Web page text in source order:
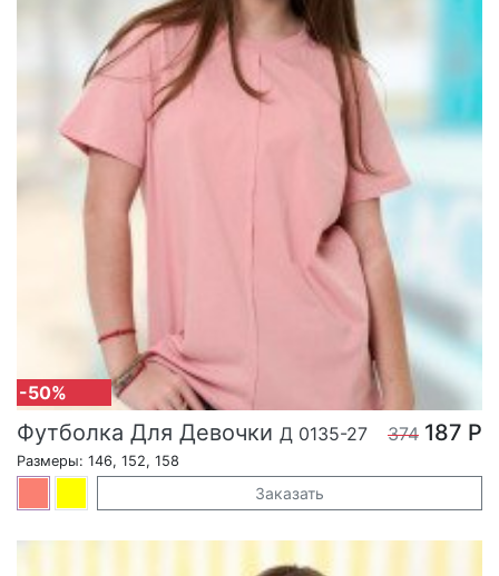
-50%
Футболка Для Девочки Д 0135-27 374 187 Р
Размеры: 146, 152, 158
Заказать